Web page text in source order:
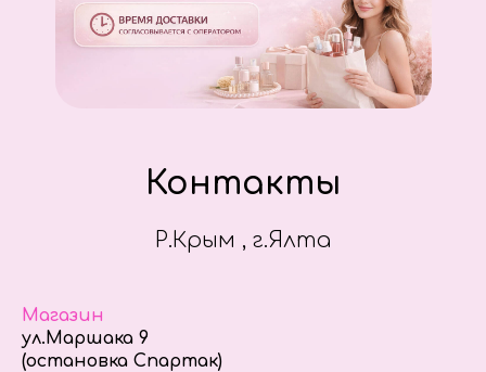
Контакты
Р.Крым , г.Ялта
Магазин
ул.Маршака 9
(остановка Спартак)